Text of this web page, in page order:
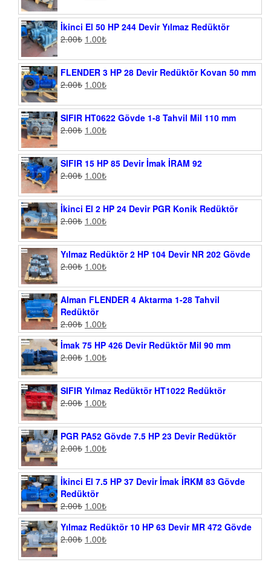
İkinci El 50 HP 244 Devir Yılmaz Redüktör
2.00₺ 1.00₺
FLENDER 3 HP 28 Devir Redüktör Kovan 50 mm
2.00₺ 1.00₺
SIFIR HT0622 Gövde 1-8 Tahvil Mil 110 mm
2.00₺ 1.00₺
SIFIR 15 HP 85 Devir İmak İRAM 92
2.00₺ 1.00₺
İkinci El 2 HP 24 Devir PGR Konik Redüktör
2.00₺ 1.00₺
Yılmaz Redüktör 2 HP 104 Devir NR 202 Gövde
2.00₺ 1.00₺
Alman FLENDER 4 Aktarma 1-28 Tahvil
Redüktör
2.00₺ 1.00₺
İmak 75 HP 426 Devir Redüktör Mil 90 mm
2.00₺ 1.00₺
SIFIR Yılmaz Redüktör HT1022 Redüktör
2.00₺ 1.00₺
PGR PA52 Gövde 7.5 HP 23 Devir Redüktör
2.00₺ 1.00₺
İkinci El 7.5 HP 37 Devir İmak İRKM 83 Gövde
Redüktör
2.00₺ 1.00₺
Yılmaz Redüktör 10 HP 63 Devir MR 472 Gövde
2.00₺ 1.00₺